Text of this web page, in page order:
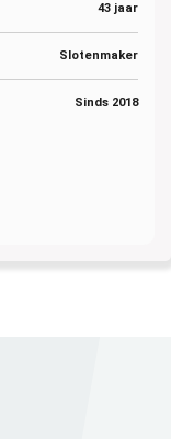
43 jaar
Slotenmaker
Sinds 2018